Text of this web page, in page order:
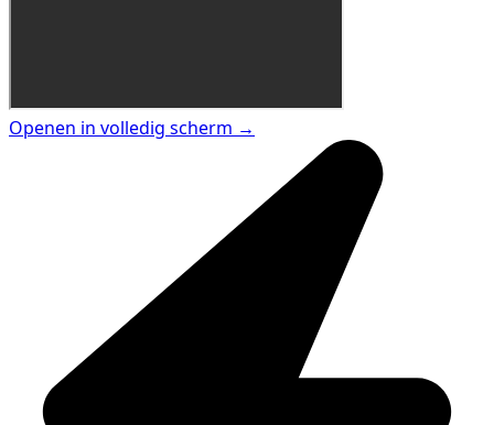
Openen in volledig scherm →